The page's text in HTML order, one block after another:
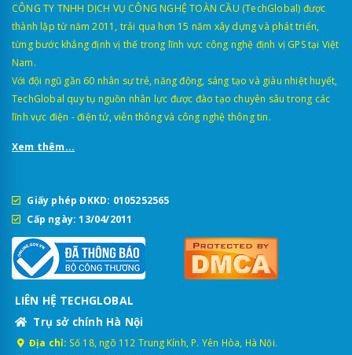
CÔNG TY TNHH DỊCH VỤ CÔNG NGHỆ TOÀN CẦU (TechGlobal) được
thành lập từ năm 2011, trải qua hơn 15 năm xây dựng và phát triển,
từng bước khẳng định vị thế trong lĩnh vực công nghệ định vị GPS tại Việt
Nam.
Với đội ngũ gần 60 nhân sự trẻ, năng động, sáng tạo và giàu nhiệt huyết,
TechGlobal quy tụ nguồn nhân lực được đào tạo chuyên sâu trong các
lĩnh vực điện - điện tử, viễn thông và công nghệ thông tin.
Xem thêm...
Giấy phép ĐKKD: 0105252565
Cấp ngày: 13/04/2011
LIÊN HỆ TECHGLOBAL
Trụ sở chính Hà Nội
Địa chỉ: Số 18, ngõ 112 Trung Kính, P. Yên Hòa, Hà Nội.